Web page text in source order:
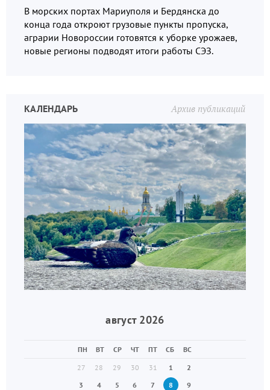
В морских портах Мариуполя и Бердянска до
конца года откроют грузовые пункты пропуска,
аграрии Новороссии готовятся к уборке урожаев,
новые регионы подводят итоги работы СЭЗ.
Архив публикаций
КАЛЕНДАРЬ
август 2026
ПН ВТ СР ЧТ ПТ СБ
ВС
27
28 29 30 31 1
2
3
4 5 6 7 8
9